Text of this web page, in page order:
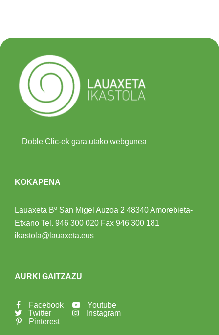
Doble Clic-ek garatutako webgunea
KOKAPENA
Lauaxeta Bº San Migel Auzoa 2 48340 Amorebieta-
Etxano Tel. 946 300 020 Fax 946 300 181
ikastola@lauaxeta.eus
AURKI GAITZAZU
Facebook
Twitter
Pinterest
Youtube
Instagram